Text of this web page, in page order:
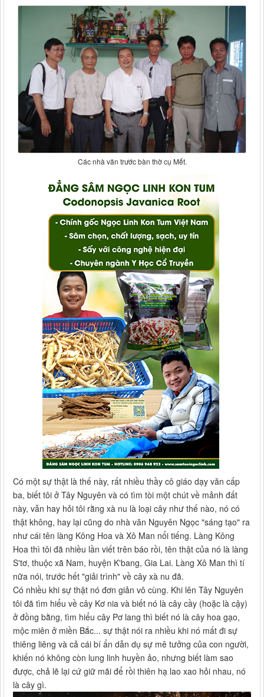
Các nhà văn trước bàn thờ cụ Mết.
Có một sự thật là thế này, rất nhiều thầy cô giáo dạy văn cấp
ba, biết tôi ở Tây Nguyên và có tìm tòi một chút về mảnh đất
này, vẫn hay hỏi tôi rằng xà nu là loại cây như thế nào, nó có
thật không, hay lại cũng do nhà văn Nguyên Ngọc "sáng tạo" ra
như cái tên làng Kông Hoa và Xô Man nổi tiếng. Làng Kông
Hoa thì tôi đã nhiều lần viết trên báo rồi, tên thật của nó là làng
S'tơ, thuộc xã Nam, huyện K'bang, Gia Lai. Làng Xô Man thì tí
nữa nói, trước hết "giải trình" về cây xà nu đã.
Có nhiều khi sự thật nó đơn giản vô cùng. Khi lên Tây Nguyên
tôi đã tìm hiểu về cây Kơ nia và biết nó là cây cầy (hoặc là cậy)
ở đồng bằng, tìm hiểu cây Pơ lang thì biết nó là cây hoa gạo,
mộc miên ở miền Bắc... sự thật nói ra nhiều khi nó mất đi sự
thiêng liêng và cả cái bí ẩn dẫn dụ sự mê tưởng của con người,
khiến nó không còn lung linh huyền ảo, nhưng biết làm sao
được, chả lẽ lại cứ giữ mãi để rồi thiên hạ lao xao hỏi nhau, nó
là cây gì.